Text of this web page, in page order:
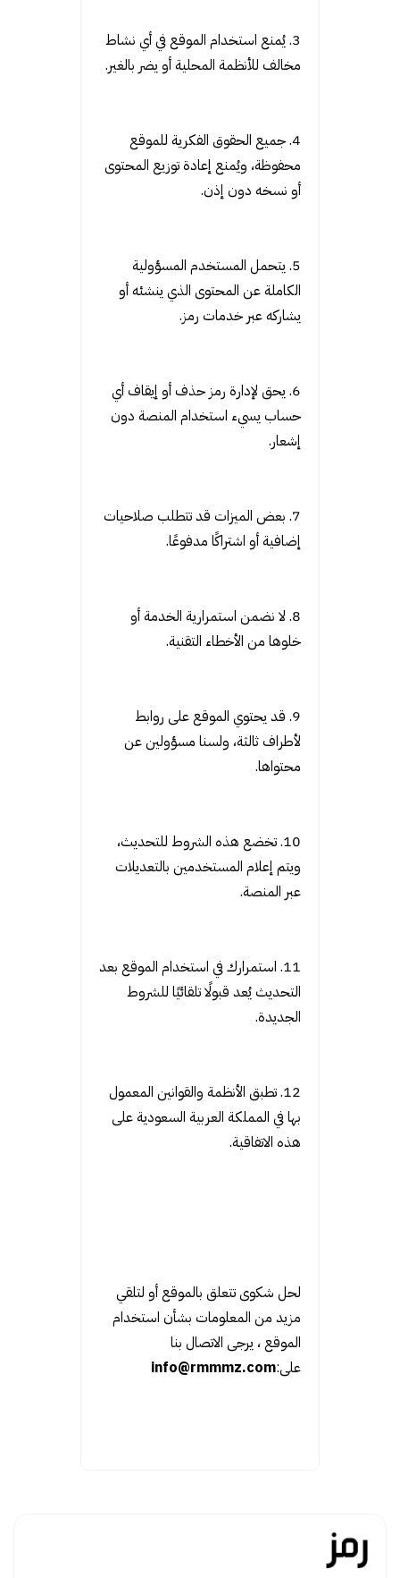
3. يُمنع استخدام الموقع في أي نشاط
مخالف للأنظمة المحلية أو يضر بالغير.
4. جميع الحقوق الفكرية للموقع
محفوظة، ويُمنع إعادة توزيع المحتوى
أو نسخه دون إذن.
5. يتحمل المستخدم المسؤولية
الكاملة عن المحتوى الذي ينشئه أو
يشاركه عبر خدمات رمز.
6. يحق لإدارة رمز حذف أو إيقاف أي
حساب يسيء استخدام المنصة دون
إشعار.
7. بعض الميزات قد تتطلب صلاحيات
إضافية أو اشتراكًا مدفوعًا.
8. لا نضمن استمرارية الخدمة أو
خلوها من الأخطاء التقنية.
9. قد يحتوي الموقع على روابط
لأطراف ثالثة، ولسنا مسؤولين عن
محتواها.
10. تخضع هذه الشروط للتحديث،
ويتم إعلام المستخدمين بالتعديلات
عبر المنصة.
11. استمرارك في استخدام الموقع بعد
التحديث يُعد قبولًا تلقائيًا للشروط
الجديدة.
12. تطبق الأنظمة والقوانين المعمول
بها في المملكة العربية السعودية على
هذه الاتفاقية.
لحل شكوى تتعلق بالموقع أو لتلقي
مزيد من المعلومات بشأن استخدام
الموقع ، يرجى الاتصال بنا
على:info@rmmmz.com